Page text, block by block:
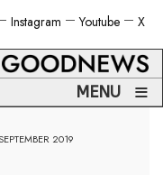
X
Youtube
Instagram
MENU ≡
2019